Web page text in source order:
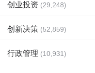
创业投资 (29,248)
创新决策 (52,859)
行政管理 (10,931)